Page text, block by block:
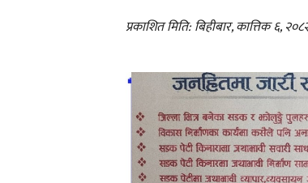
प्रकाशित मिति: बिहीबार, कात्तिक ६,